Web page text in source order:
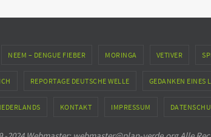
NEEM – DENGUE FIEBER MORINGA VETIVER
REPORTAGE DEUTSCHE WELLE GEDANKEN EINES
KONTAKT IMPRESSUM